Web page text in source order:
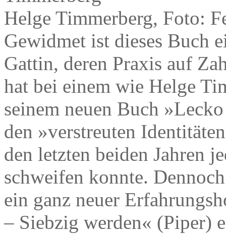
Helge Timmerberg, Foto:
Gewidmet ist dieses Buch
Gattin, deren Praxis auf
hat bei einem wie Helge
seinem neuen Buch
den »verstreuten
den letzten beiden Jahren
schweifen konnte.
ein ganz neuer
– Siebzig werden« (Piper)